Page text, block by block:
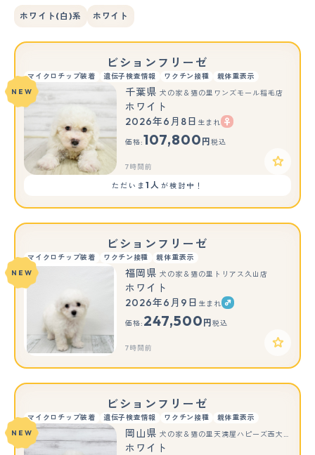
ホワイト(白)系 ホワイト
ビションフリーゼ
マイクロチップ装着 遺伝子検査情報 ワクチン接種
親体重表示
NEW
千葉県 犬の家＆猫の里ワンズモール稲毛店
ホワイト
2026年6月8日 生まれ
価格:107,800 円 税込
7時間前
ただいま1人 が検討中！
ビションフリーゼ
マイクロチップ装着 ワクチン接種
親体重表示
NEW
福岡県 犬の家＆猫の里トリアス久山店
ホワイト
2026年6月9日 生まれ
価格: 247,500 円 税込
7時間前
ビションフリーゼ
マイクロチップ装着 遺伝子検査情報 ワクチン接種
親体重表示
NEW
岡山県 犬の家＆猫の里天満屋ハピーズ西大寺モール店
ホワイト